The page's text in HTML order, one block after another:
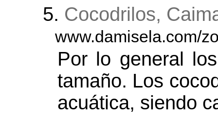
5. Cocodrilos,
www.damisela.com/
Por lo general
tamaño. Los
acuática, siendo